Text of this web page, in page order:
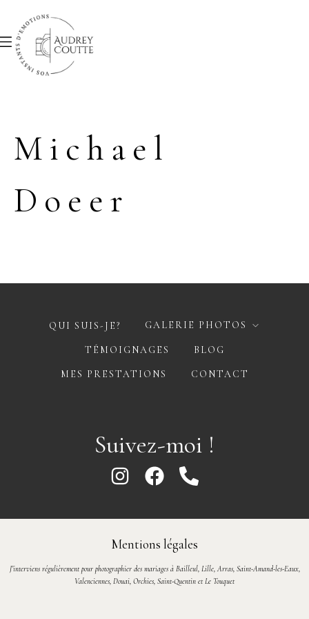
Michael
Doeer
QUI SUIS-JE? GALERIE PHOTOS
TÉMOIGNAGES BLOG
MES PRESTATIONS CONTACT
Suivez-moi !
Mentions légales
J’interviens régulièrement pour photographier des mariages à Bailleul, Lille, Arras, Saint-Amand-les-Eaux,
Valenciennes, Douai, Orchies, Saint-Quentin et Le Touquet